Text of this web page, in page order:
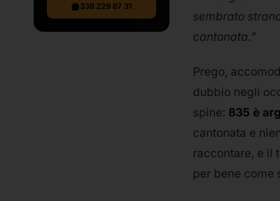
338 229 87 31
sembrato
cantonata.”
Prego,
dubbio negli
spine: 835 è
cantonata e
raccontare, e il
per bene come